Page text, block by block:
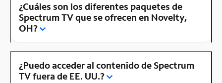
¿Cuáles son los diferentes paquetes de
Spectrum TV que se ofrecen en Novelty,
OH?
¿Puedo acceder al contenido de Spectrum
TV fuera de EE. UU.?